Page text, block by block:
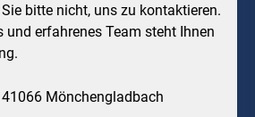
bitte nicht, uns zu kontaktieren.
und erfahrenes Team steht Ihnen
41066 Mönchengladbach